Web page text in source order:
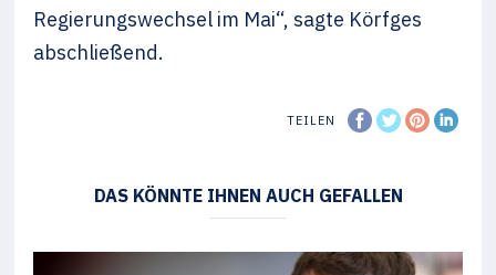
Regierungswechsel im Mai“, sagte Körfges
abschließend.
TEILEN
DAS KÖNNTE IHNEN AUCH GEFALLEN